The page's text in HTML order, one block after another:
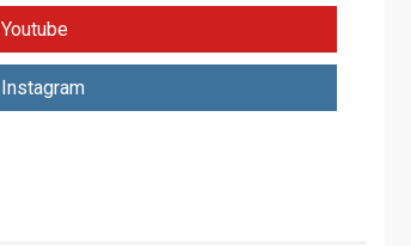
POLÍTICA
TITULARES
Gobierno y AN2015 en
diálogo
Youtube
Instagram